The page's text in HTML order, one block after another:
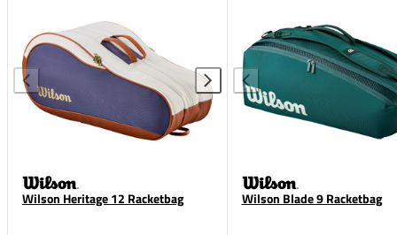
Wilson Heritage 12 Racketbag Wilson Blade 9 Racketbag